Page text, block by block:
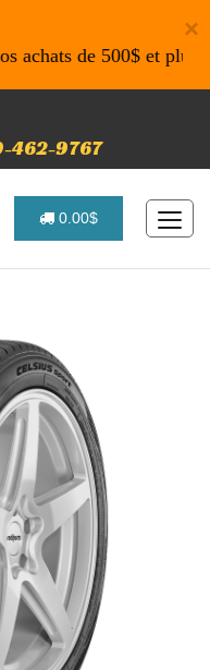
×
de 500$ et plus
462-9767
0.00$